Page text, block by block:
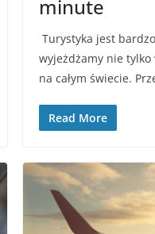
minute
Turystyka jest
wyjeżdżamy nie
na całym świecie.
Read More